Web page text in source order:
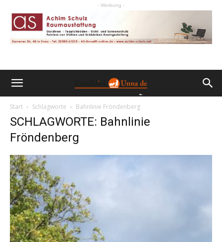
- Werbung -
Start Schlagworte Bahnlinie Fröndenberg
SCHLAGWORTE: Bahnlinie
Fröndenberg